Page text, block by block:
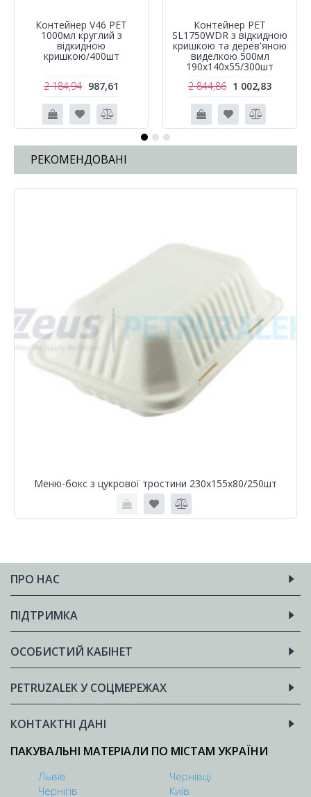
Контейнер V46 PET
1000мл круглий з
відкидною
кришкою/400шт
2 184,94 987,61
Контейнер РЕТ
SL1750WDR з відкидною
кришкою та дерев'яною
виделкою 500мл
190х140х55/300шт
2 844,86 1 002,83
РЕКОМЕНДОВАНІ
Меню-бокс з цукрової тростини 230х155х80/250шт
ПРО НАС
ПІДТРИМКА
ОСОБИСТИЙ КАБІНЕТ
PETRUZALEK У СОЦМЕРЕЖАХ
КОНТАКТНІ ДАНІ
ПАКУВАЛЬНІ МАТЕРІАЛИ ПО МІСТАМ УКРАЇНИ
Львів
Чернівці
Чернігів
Київ